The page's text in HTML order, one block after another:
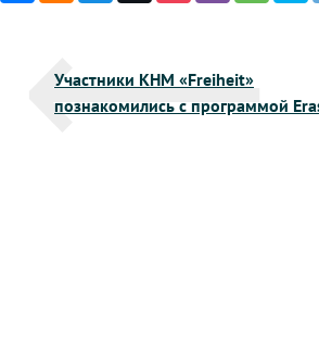
Участники КНМ «Freiheit»
познакомились с программой